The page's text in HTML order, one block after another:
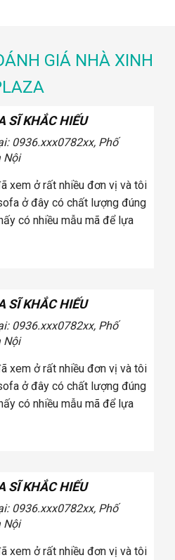
GIÁ NHÀ XINH
SĨ KHẮC HIẾU
0936.xxx0782xx, Phố
Nội
xem ở rất nhiều đơn vị và tôi
ở đây có chất lượng đúng
có nhiều mẫu mã để lựa
SĨ KHẮC HIẾU
0936.xxx0782xx, Phố
Nội
xem ở rất nhiều đơn vị và tôi
ở đây có chất lượng đúng
có nhiều mẫu mã để lựa
SĨ KHẮC HIẾU
0936.xxx0782xx, Phố
Nội
xem ở rất nhiều đơn vị và tôi